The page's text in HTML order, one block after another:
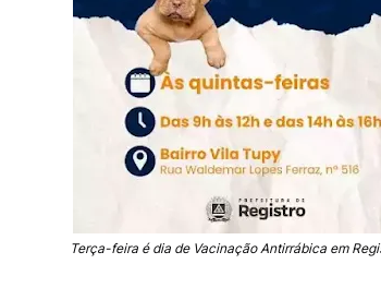
Terça-feira é dia de Vacinação Antirrábica em